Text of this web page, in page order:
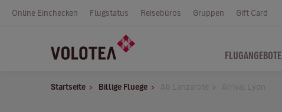
Online Einchecken Flugstatus Reisebüros Gruppen Gift Card
FLUGANGEBOTE
Startseite Billige Fluege Ab Lanzarote Arrival Lyon